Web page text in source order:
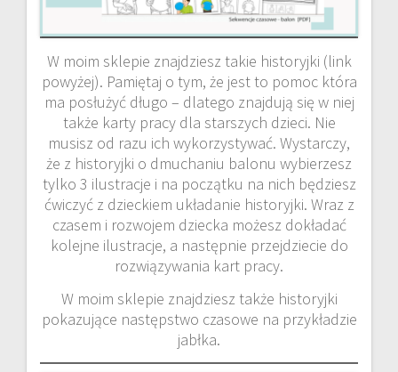
W moim sklepie znajdziesz takie historyjki (link
powyżej). Pamiętaj o tym, że jest to pomoc która
ma posłużyć długo – dlatego znajdują się w niej
także karty pracy dla starszych dzieci. Nie
musisz od razu ich wykorzystywać. Wystarczy,
że z historyjki o dmuchaniu balonu wybierzesz
tylko 3 ilustracje i na początku na nich będziesz
ćwiczyć z dzieckiem układanie historyjki. Wraz z
czasem i rozwojem dziecka możesz dokładać
kolejne ilustracje, a następnie przejdziecie do
rozwiązywania kart pracy.
W moim sklepie znajdziesz także historyjki
pokazujące następstwo czasowe na przykładzie
jabłka.